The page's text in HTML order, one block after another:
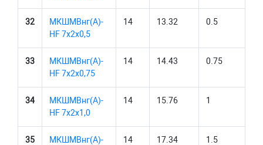
32
МКШМВнг(А)-
HF 7х2х0,5
14 13.32 0.5
33
МКШМВнг(А)-
HF 7х2х0,75
14 14.43 0.75
34
МКШМВнг(А)-
HF 7х2х1,0
14 15.76 1
35
МКШМВнг(А)-
14 17.34 1.5